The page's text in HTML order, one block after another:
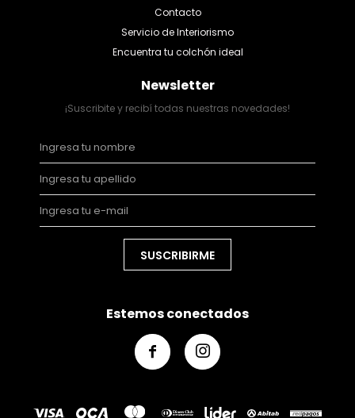
Contacto
Servicio de Interiorismo
Encuentra tu colchón ideal
Newsletter
¡Suscribite y recibí todas nuestras novedades!
SUSCRIBIRME
Estemos conectados
 